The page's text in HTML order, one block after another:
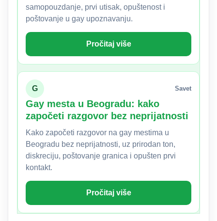
samopouzdanje, prvi utisak, opuštenost i
poštovanje u gay upoznavanju.
Pročitaj više
G Savet
Gay mesta u Beogradu: kako
započeti razgovor bez neprijatnosti
Kako započeti razgovor na gay mestima u
Beogradu bez neprijatnosti, uz prirodan ton,
diskreciju, poštovanje granica i opušten prvi
kontakt.
Pročitaj više